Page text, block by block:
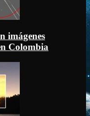
imágenes
Colombia